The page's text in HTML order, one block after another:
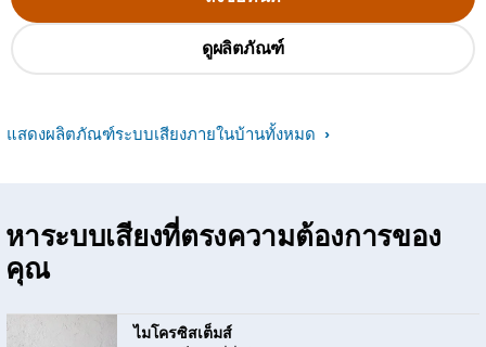
ดูผลิตภัณฑ์
แสดงผลิตภัณฑ์ระบบเสียงภายในบ้านทั้งหมด
หาระบบเสียงที่ตรงความต้องการของ
คุณ
ไมโครซิสเต็มส์